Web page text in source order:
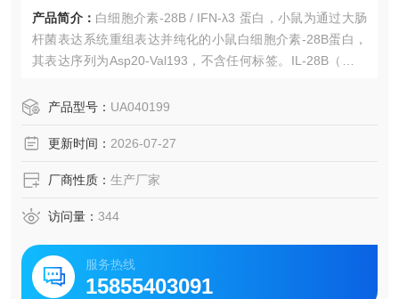
产品简介： 白细胞介素-28B / IFN-λ3 蛋白，小鼠为通过大肠
杆菌表达系统重组表达并纯化的小鼠白细胞介素-28B蛋白，
其表达序列为Asp20-Val193，不含任何标签。IL-28B（也称
29共享独特的异源二聚体受体IFNLR。
产品型号： UA040199
更新时间： 2026-07-27
厂商性质： 生产厂家
访问量： 344
服务热线
15855403091